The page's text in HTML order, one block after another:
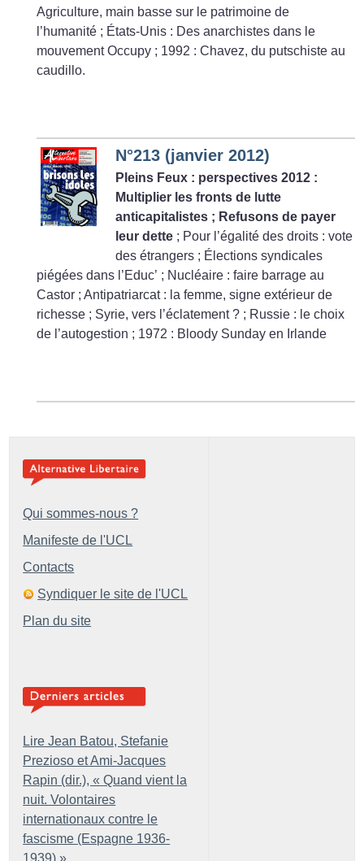
Agriculture, main basse sur le patrimoine de
l’humanité ; États-Unis : Des anarchistes dans le
mouvement Occupy ; 1992 : Chavez, du putschiste au
caudillo.
N°213 (janvier 2012)
Pleins Feux : perspectives 2012 :
Multiplier les fronts de lutte
anticapitalistes ; Refusons de payer
leur dette ; Pour l’égalité des droits : vote
des étrangers ; Élections syndicales
piégées dans l’Educ’ ; Nucléaire : faire barrage au
Castor ; Antipatriarcat : la femme, signe extérieur de
richesse ; Syrie, vers l’éclatement ? ; Russie : le choix
de l’autogestion ; 1972 : Bloody Sunday en Irlande
Qui sommes-nous ?
Manifeste de l'UCL
Contacts
Syndiquer le site de l'UCL
Plan du site
Lire Jean Batou, Stefanie
Prezioso et Ami-Jacques
Rapin (dir.), « Quand vient la
nuit. Volontaires
internationaux contre le
fascisme (Espagne 1936-
1939) »